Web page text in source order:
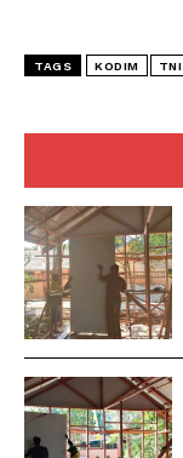
TAGS KODIM TNI